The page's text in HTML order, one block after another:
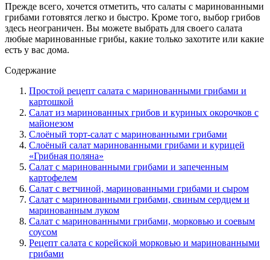
Прежде всего, хочется отметить, что салаты с маринованными
грибами готовятся легко и быстро. Кроме того, выбор грибов
здесь неограничен. Вы можете выбрать для своего салата
любые маринованные грибы, какие только захотите или какие
есть у вас дома.
Содержание
Простой рецепт салата с маринованными грибами и
картошкой
Салат из маринованных грибов и куриных окорочков с
майонезом
Слоёный торт-салат с маринованными грибами
Слоёный салат маринованными грибами и курицей
«Грибная поляна»
Салат с маринованными грибами и запеченным
картофелем
Салат с ветчиной, маринованными грибами и сыром
Салат с маринованными грибами, свиным сердцем и
маринованным луком
Салат с маринованными грибами, морковью и соевым
соусом
Рецепт салата с корейской морковью и маринованными
грибами